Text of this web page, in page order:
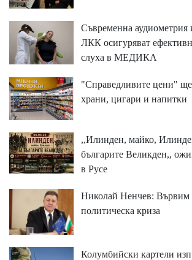
Съвременна аудиометрия
ЛКК осигуряват
слуха в МЕДИКА
"Справедливите цени" ще
храни, цигари и напитки
,,Илинден, майко,
българите Великден,,
в Русе
Николай Ненчев: Вървим
политическа криза
Колумбийски картели